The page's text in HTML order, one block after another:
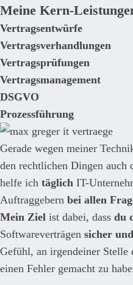
Meine Kern-
Vertragsentwürfe
Vertragsverhandlungen
Vertragsprüfungen
Vertragsmanagement
DSGVO
Prozessführung
Gerade wegen meiner
den rechtlichen Dingen auch
helfe ich täglich IT-
Auftraggebern bei allen
Mein Ziel ist dabei, dass du
Softwareverträgen sicher
Gefühl, an irgendeiner Stelle
einen Fehler gemacht zu